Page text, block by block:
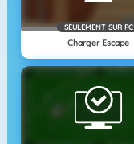
SEULEMENT SUR PC
Charger Escape